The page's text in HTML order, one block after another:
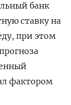
банк
ставку на
⁠при ‌этом
фактором